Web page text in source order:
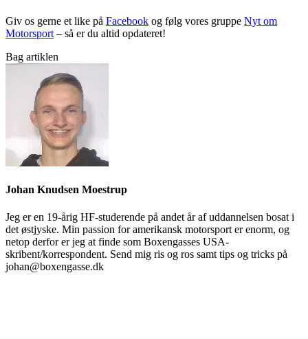
Giv os gerne et like på Facebook og følg vores gruppe Nyt om
Motorsport – så er du altid opdateret!
Bag artiklen
Johan Knudsen Moestrup
Jeg er en 19-årig HF-studerende på andet år af uddannelsen bosat i
det østjyske. Min passion for amerikansk motorsport er enorm, og
netop derfor er jeg at finde som Boxengasses USA-
skribent/korrespondent. Send mig ris og ros samt tips og tricks på
johan@boxengasse.dk